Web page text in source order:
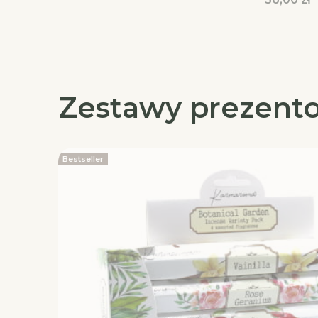
Zestawy
Bestseller